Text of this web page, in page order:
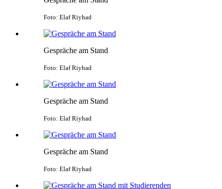
Foto: Elaf Riyhad
Gespräche am Stand
Foto: Elaf Riyhad
Gespräche am Stand
Foto: Elaf Riyhad
Gespräche am Stand
Foto: Elaf Riyhad